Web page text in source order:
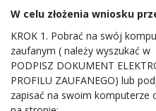
W celu złożenia wniosku
KROK 1. Pobrać na swój
zaufanym ( należy wyszukać
PODPISZ DOKUMENT
PROFILU ZAUFANEGO) lub
zapisać na swoim